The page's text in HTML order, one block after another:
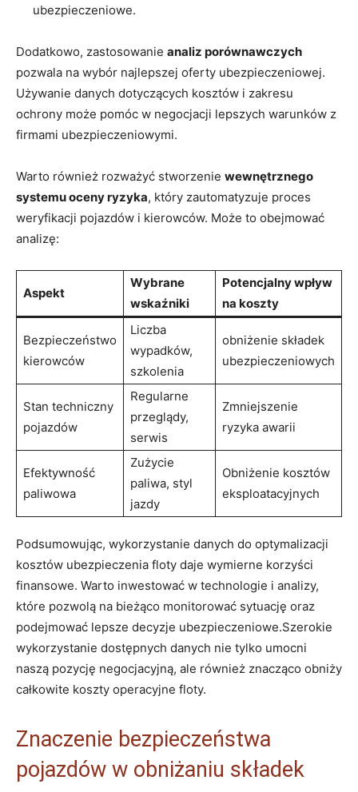
ubezpieczeniowe.
Dodatkowo, zastosowanie analiz porównawczych
pozwala na wybór najlepszej oferty ubezpieczeniowej.
Używanie danych dotyczących kosztów i zakresu
ochrony może pomóc w negocjacji lepszych warunków z
firmami ubezpieczeniowymi.
Warto również rozważyć stworzenie wewnętrznego
systemu oceny ryzyka, który zautomatyzuje proces
weryfikacji pojazdów i kierowców. Może to obejmować
analizę:
Aspekt
Wybrane
wskaźniki
Potencjalny wpływ
na koszty
Bezpieczeństwo
kierowców
Liczba
wypadków,
szkolenia
obniżenie składek
ubezpieczeniowych
Stan techniczny
pojazdów
Regularne
przeglądy,
serwis
Zmniejszenie
ryzyka awarii
Efektywność
paliwowa
Zużycie
paliwa, styl
jazdy
Obniżenie kosztów
eksploatacyjnych
Podsumowując, wykorzystanie danych do optymalizacji
kosztów ubezpieczenia floty daje wymierne korzyści
finansowe. Warto inwestować w technologie i analizy,
które pozwolą na bieżąco monitorować sytuację oraz
podejmować lepsze decyzje ubezpieczeniowe.Szerokie
wykorzystanie dostępnych danych nie tylko umocni
naszą pozycję negocjacyjną, ale również znacząco obniży
całkowite koszty operacyjne floty.
Znaczenie bezpieczeństwa
pojazdów w obniżaniu składek